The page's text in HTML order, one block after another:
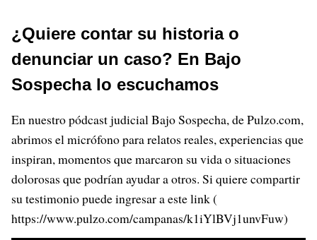
¿Quiere contar su historia o
denunciar un caso? En Bajo
Sospecha lo escuchamos
En nuestro pódcast judicial Bajo Sospecha, de Pulzo.com,
abrimos el micrófono para relatos reales, experiencias que
inspiran, momentos que marcaron su vida o situaciones
dolorosas que podrían ayudar a otros. Si quiere compartir
su testimonio puede ingresar a este link (
https://www.pulzo.com/campanas/k1iYlBVj1unvFuw)